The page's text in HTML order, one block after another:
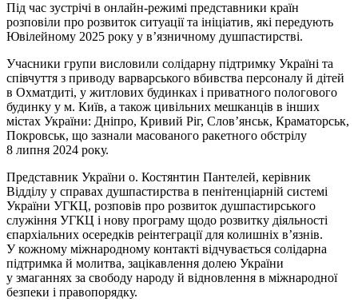
Під час зустрічі в онлайн-режимі представники країн
розповіли про розвиток ситуації та ініціатив, які передують
Ювілейному 2025 року у в’язничному душпастирстві.
Учасники групи висловили солідарну підтримку Україні та
співчуття з приводу варварського вбивства персоналу й дітей
в Охматдиті, у житлових будинках і приватного пологового
будинку у м. Київ, а також цивільних мешканців в інших
містах України: Дніпро, Кривий Ріг, Слов’янськ, Краматорськ,
Покровськ, що зазнали масованого ракетного обстрілу
8 липня 2024 року.
Представник України о. Костянтин Пантелей, керівник
Відділу у справах душпастирства в пенітенціарній системі
України УГКЦ, розповів про розвиток душпастирського
служіння УГКЦ і нову програму щодо розвитку діяльності
єпархіальних осередків реінтеграції для колишніх в’язнів.
У кожному міжнародному контакті відчувається солідарна
підтримка й молитва, зацікавлення долею України
у змаганнях за свободу народу й відновлення в міжнародної
безпеки і правопорядку.